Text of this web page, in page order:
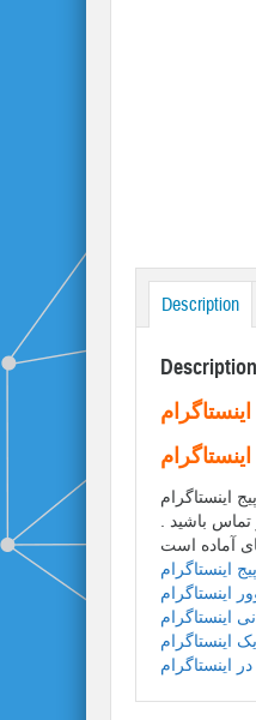
Description
Description
اینستاگرام
باشید .
اینستاگرام
اینستاگرام
اینستاگرام